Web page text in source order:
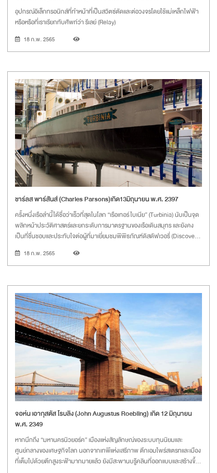
อุปกรณ์อิเล็กทรอนิกส์ที่ทำหน้าที่เป็นสวิตซ์ตัดและต่อวงจรโดยใช้แม่เหล็กไฟฟ้า
หรือหรือที่เราเรียกทับศัพท์ว่า รีเลย์ (Relay)
18 ก.พ. 2565
ชาร์ลส พาร์สันส์ (Charles Parsons)เกิด13มิถุนายน พ.ศ. 2397
ครั้งหนึ่งเรือลำนี้ได้ชื่อว่าเร็วที่สุดในโลก “เรือเทอร์ไบเนีย” (Turbinia) นับเป็นจุด
พลิกหน้าประวัติศาสตร์และยกระดับการมาตรฐานของเรือเดินสมุทร และยังคง
เป็นที่ชื่นชอบและประทับใจต่อผู้ที่มาเยี่ยมชมพิพิธภัณฑ์ดิสดัฟเวอรี่ (Discovery
ชาร์ลส พาร์สันส์ วิศวกรชาวอังกฤษ
18 ก.พ. 2565
จอห์น เอากุสตัส โรบลิง (John Augustus Roebling) เกิด 12 มิถุนายน
พ.ศ. 2349
หากนึกถึง “มหานครนิวยอร์ค” เมืองแห่งสัญลักษณ์ของระบบทุนนิยมและ
ศูนย์กลางของเศษฐกิจโลก นอกจากเทพีแห่งเสรีภาพ ตึกเอมไพร์สเตรทและเมือง
ที่เต็มไปด้วยตึกสูงระฟ้ามากมายแล้ว ยังมีสะพานบรู๊คลินที่ออกแบบและสร้างขึ้น